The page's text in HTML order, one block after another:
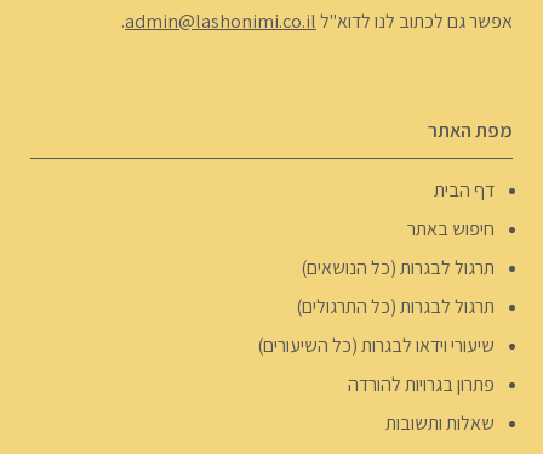
אפשר גם לכתוב לנו לדוא"לadmin@lashonimi.co.il
.
מפת האתר
דף הבית
חיפוש באתר
תרגול לבגרות (כל הנושאים)
תרגול לבגרות (כל התרגולים)
שיעורי וידאו לבגרות (כל השיעורים)
פתרון בגרויות להורדה
שאלות ותשובות